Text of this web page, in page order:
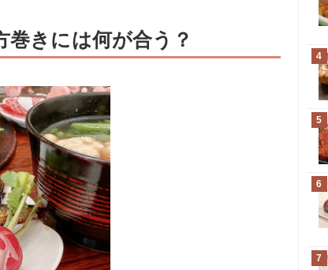
巻きには何が合う？
4
5
6
7